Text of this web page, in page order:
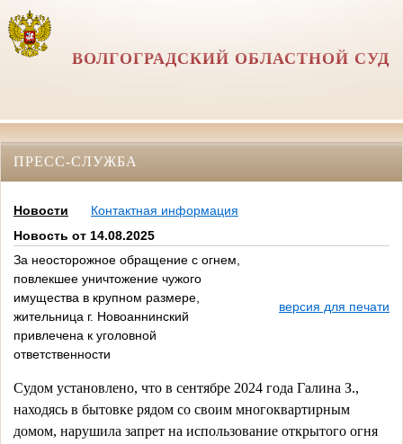
ВОЛГОГРАДСКИЙ ОБЛАСТНОЙ СУД
ПРЕСС-СЛУЖБА
Новости
Контактная информация
Новость от 14.08.2025
За неосторожное обращение с огнем,
повлекшее уничтожение чужого
имущества в крупном размере,
жительница г. Новоаннинский
привлечена к уголовной
ответственности
версия для печати
Судом установлено, что в сентябре 2024 года Галина З.,
находясь в бытовке рядом со своим многоквартирным
домом, нарушила запрет на использование открытого огня